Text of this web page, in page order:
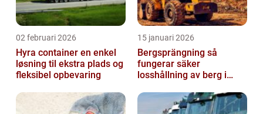
02 februari 2026
Hyra container en enkel
løsning til ekstra plads og
fleksibel opbevaring
15 januari 2026
Bergsprängning så
fungerar säker
losshållning av berg i